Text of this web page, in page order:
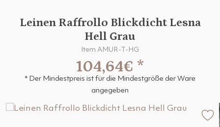
Leinen Raffrollo Blickdicht Lesna
Hell Grau
Item AMUR-T-HG
104,64€ *
* Der Mindestpreis ist für die Mindestgröße der Ware
angegeben